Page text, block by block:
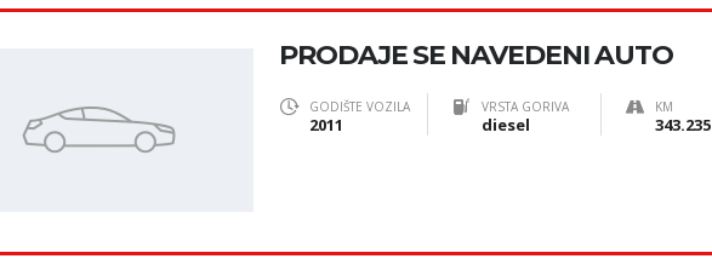
PRODAJE SE NAVEDENI AUTO
GODIŠTE VOZILA
2011
VRSTA GORIVA
diesel
KM
343.235